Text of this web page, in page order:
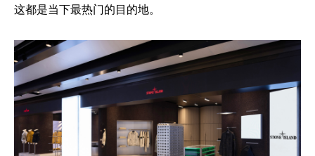
这都是当下最热门的目的地。